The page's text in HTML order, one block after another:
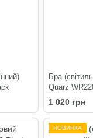
Бра
Quarz
1 020 грн
НОВИНКА